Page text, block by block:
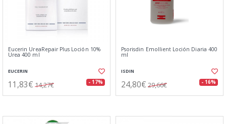
Eucerin UreaRepair Plus Loción 10%
Urea 400 ml
EUCERIN
11,83€ 14,27€ - 17%
Psorisdin Emollient Loción Diaria 400
ml
ISDIN
24,80€ 29,66€ - 16%